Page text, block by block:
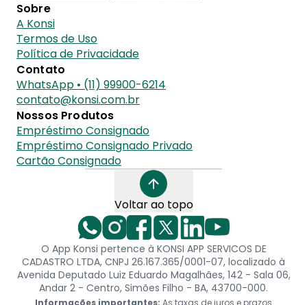
Sobre
A Konsi
Termos de Uso
Política de Privacidade
Contato
WhatsApp • (11) 99900-6214
contato@konsi.com.br
Nossos Produtos
Empréstimo Consignado
Empréstimo Consignado Privado
Cartão Consignado
Voltar ao topo
O App Konsi pertence à KONSI APP SERVICOS DE
CADASTRO LTDA, CNPJ 26.167.365/0001-07, localizado à
Avenida Deputado Luiz Eduardo Magalhães, 142 - Sala 06,
Andar 2 - Centro, Simões Filho - BA, 43700-000.
Informações importantes: As taxas de juros e prazos